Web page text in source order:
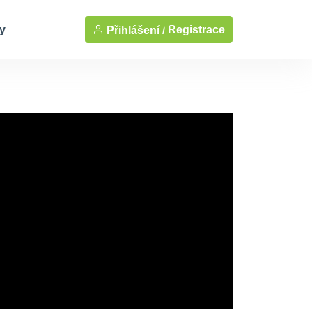
Přihlášení / Registrace